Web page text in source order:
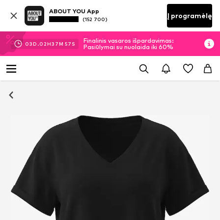
ABOUT YOU App
(152 700) Į programėlę
03D.02H37M 57 S
Finalinis vasaros išpardavimas:
Pasiūlymai su nuolaida iki 60%